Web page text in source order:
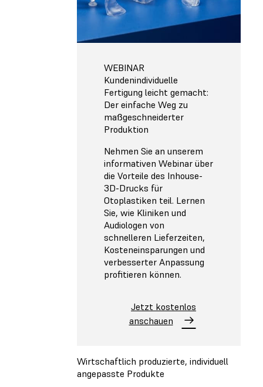
WEBINAR
Kundenindividuelle
Fertigung leicht gemacht:
Der einfache Weg zu
maßgeschneiderter
Produktion
Nehmen Sie an unserem
informativen Webinar über
die Vorteile des Inhouse-
3D-Drucks für
Otoplastiken teil. Lernen
Sie, wie Kliniken und
Audiologen von
schnelleren Lieferzeiten,
Kosteneinsparungen und
verbesserter Anpassung
profitieren können.
Jetzt kostenlos
anschauen
Wirtschaftlich produzierte, individuell
angepasste Produkte